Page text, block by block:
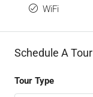
WiFi
Schedule A Tour
Tour Type